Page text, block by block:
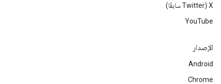
‫X ‏(Twitter سابقًا)
YouTube
الإصدار
Android
Chrome